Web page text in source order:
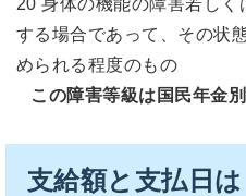
する場合であって、その状
められる程度のもの
この障害等級は国民年金
支給額と支払日は